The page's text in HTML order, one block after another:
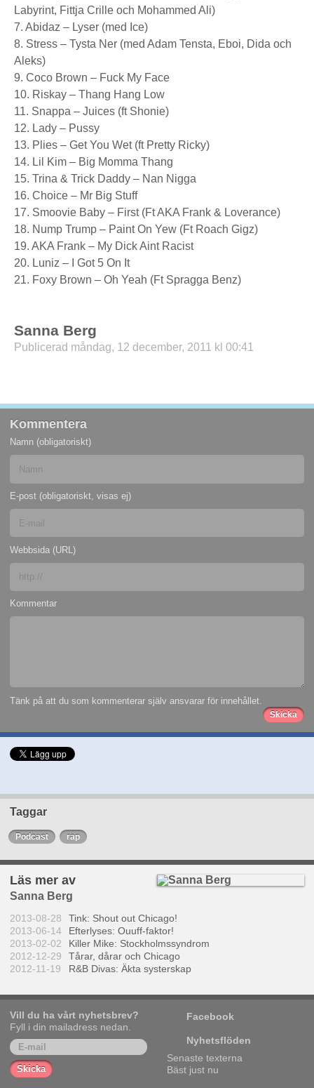
Labyrint, Fittja Crille och Mohammed Ali)
7. Abidaz – Lyser (med Ice)
8. Stress – Tysta Ner (med Adam Tensta, Eboi, Dida och
Aleks)
9. Coco Brown – Fuck My Face
10. Riskay – Thang Hang Low
11. Snappa – Juices (ft Shonie)
12. Lady – Pussy
13. Plies – Get You Wet (ft Pretty Ricky)
14. Lil Kim – Big Momma Thang
15. Trina & Trick Daddy – Nan Nigga
16. Choice – Mr Big Stuff
17. Smoovie Baby – First (Ft AKA Frank & Loverance)
18. Nump Trump – Paint On Yew (Ft Roach Gigz)
19. AKA Frank – My Dick Aint Racist
20. Luniz – I Got 5 On It
21. Foxy Brown – Oh Yeah (Ft Spragga Benz)
Sanna Berg
Publicerad måndag, 12 december, 2011 kl 00:41
Kommentera
Namn (obligatoriskt)
E-post (obligatoriskt, visas ej)
Webbsida (URL)
Kommentar
Tänk på att du som kommenterar själv ansvarar för innehållet.
Taggar
Podcast rap
Läs mer av
Sanna Berg
2013-08-28
Tink: Shout out Chicago!
2013-06-14
Efterlyses: Ouuff-faktor!
2013-02-02
Killer Mike: Stockholmssyndrom
2012-12-29
Tårar, dårar och Chicago
2012-11-19
R&B Divas: Äkta systerskap
Vill du ha vårt nyhetsbrev?
Fyll i din mailadress nedan.
Facebook
Nyhetsflöden
Senaste texterna
Bäst just nu